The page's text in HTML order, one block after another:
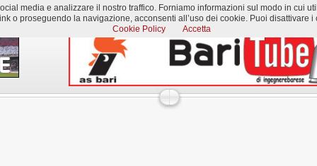
media e analizzare il nostro traffico. Forniamo informazioni sul modo in cui
o proseguendo la navigazione, acconsenti all’uso dei cookie. Puoi
Cookie Policy
Accetta